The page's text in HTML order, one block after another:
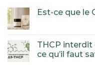
Est-ce que le
THCP interdit
ce qu’il faut